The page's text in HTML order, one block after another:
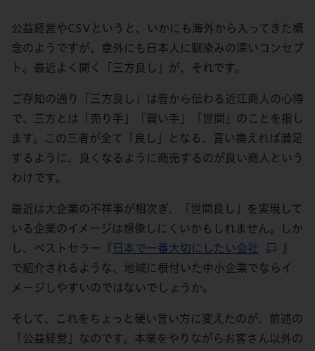
公益経営やCSVというと、いかにも海外から入ってきた概
念のようですが、意外にも日本人に馴染みの深いコンセプ
ト。最近よく聞く「三方良し」が、それです。
ご存知の通り「三方良し」は昔から伝わる近江商人の心得
で、三方とは「売り手」「買い手」「世間」のことを指し
ます。この三者が全て「良し」となる、言い換えれば満足
するように、良くなるように商売するのが良い商人という
わけです。
最近は大企業の不祥事が相次ぎ、「世間良し」を実現して
いる企業のイメージは想像しにくいかもしれません。しか
し、ベストセラー『 日本で一番大切にしたい会社
で紹介されるような、地域に根付いた中小企業でならイ
メージしやすいのではないでしょうか。
そして、これをちょっと硬い言い方に変えたのが、前述の
「公益経営」なのです。本業をやりながらお客さん以外の